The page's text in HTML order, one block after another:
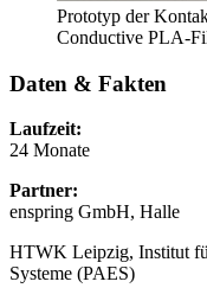
Prototyp der
Conductive PLA-
Daten & Fakten
Laufzeit:
24 Monate
Partner:
enspring GmbH, Halle
HTWK Leipzig, Institut
Systeme (PAES)